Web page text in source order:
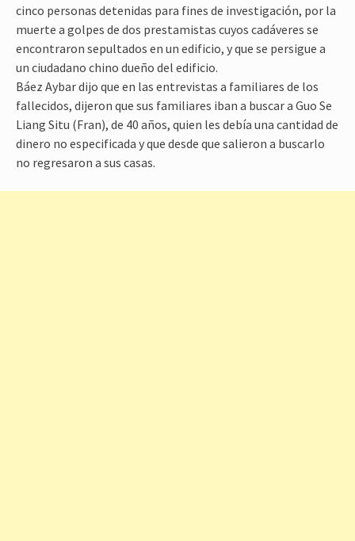
cinco personas detenidas para fines de investigación, por la
muerte a golpes de dos prestamistas cuyos cadáveres se
encontraron sepultados en un edificio, y que se persigue a
un ciudadano chino dueño del edificio.
Báez Aybar dijo que en las entrevistas a familiares de los
fallecidos, dijeron que sus familiares iban a buscar a Guo Se
Liang Situ (Fran), de 40 años, quien les debía una cantidad de
dinero no especificada y que desde que salieron a buscarlo
no regresaron a sus casas.